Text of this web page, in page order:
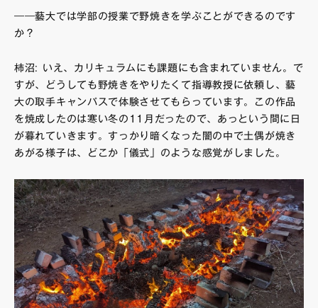
――藝大では学部の授業で野焼きを学ぶことができるのです
か？
柿沼: いえ、カリキュラムにも課題にも含まれていません。で
すが、どうしても野焼きをやりたくて指導教授に依頼し、藝
大の取手キャンパスで体験させてもらっています。この作品
を焼成したのは寒い冬の11月だったので、あっという間に日
が暮れていきます。すっかり暗くなった闇の中で土偶が焼き
あがる様子は、どこか「儀式」のような感覚がしました。